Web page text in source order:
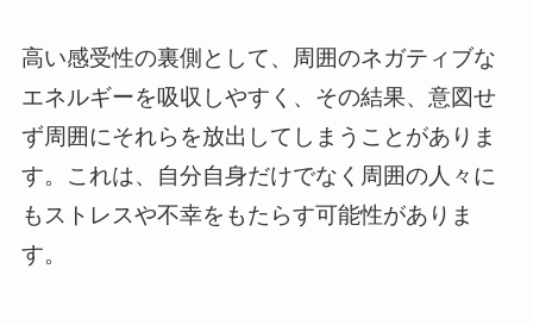
高い感受性の裏側として、周囲のネガティブな
エネルギーを吸収しやすく、その結果、意図せ
ず周囲にそれらを放出してしまうことがありま
す。これは、自分自身だけでなく周囲の人々に
もストレスや不幸をもたらす可能性がありま
す。